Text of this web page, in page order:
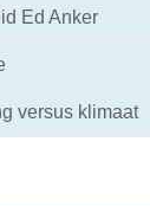
Ed Anker
versus klimaat